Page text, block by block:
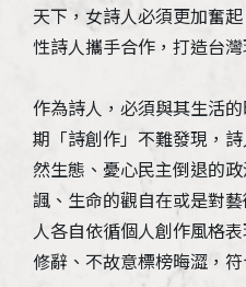
天下，女詩人必須更加奮
性詩人攜手合作，打造台
作為詩人，必須與其生活
期「詩創作」不難發現，
然生態、憂心民主倒退的
諷、生命的觀自在或是對
人各自依循個人創作風格
修辭、不故意標榜晦澀，